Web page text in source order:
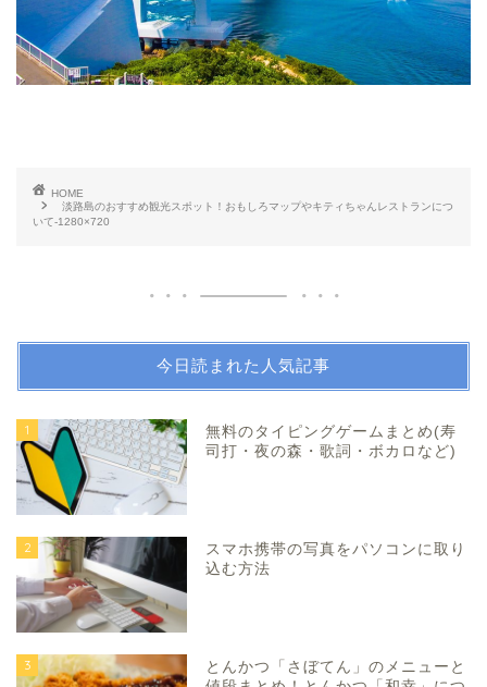
HOME
淡路島のおすすめ観光スポット！おもしろマップやキティちゃんレストランにつ
いて-1280×720
今日読まれた人気記事
1
無料のタイピングゲームまとめ(寿
司打・夜の森・歌詞・ボカロなど)
2
スマホ携帯の写真をパソコンに取り
込む方法
3
とんかつ「さぼてん」のメニューと